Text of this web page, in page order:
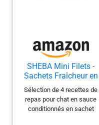
SHEBA Mini Filets -
Sachets Fraîcheur en
Sauce, Sélection à la
Volaille pour Chat
Adulte - 40x85g
Sélection de 4 recettes de
repas pour chat en sauce
conditionnés en sachet